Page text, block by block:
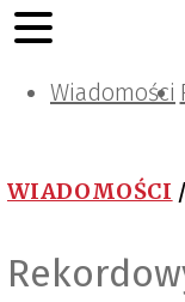
Wiadomości
Zarządzanie
Tematy
WIADOMOŚCI /